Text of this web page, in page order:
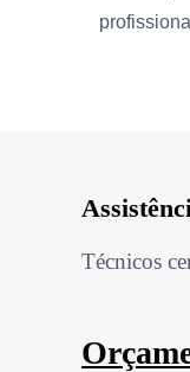
Técnicos